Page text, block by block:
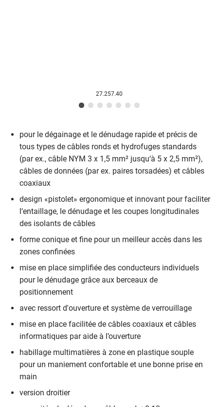
27.257.40
pour le dégainage et le dénudage rapide et précis de
tous types de câbles ronds et hydrofuges standards
(par ex., câble NYM 3 x 1,5 mm² jusqu‘à 5 x 2,5 mm²),
câbles de données (par ex. paires torsadées) et câbles
coaxiaux
design «pistolet» ergonomique et innovant pour faciliter
l‘entaillage, le dénudage et les coupes longitudinales
des isolants de câbles
forme conique et fine pour un meilleur accès dans les
zones confinées
mise en place simplifiée des conducteurs individuels
pour le dénudage grâce aux berceaux de
positionnement
avec ressort d'ouverture et système de verrouillage
mise en place facilitée de câbles coaxiaux et câbles
informatiques par aide à l’ouverture
habillage multimatières à zone en plastique souple
pour un maniement confortable et une bonne prise en
main
version droitier